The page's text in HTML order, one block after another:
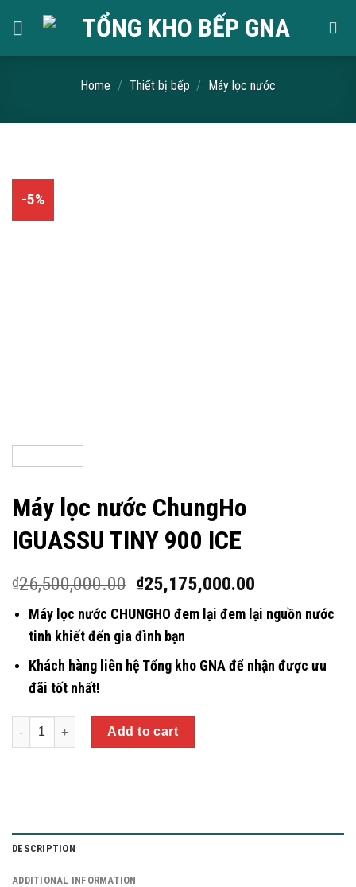
Home / Thiết bị bếp / Máy lọc nước
-5%
Máy lọc nước ChungHo
IGUASSU TINY 900 ICE
₫26,500,000.00 ₫25,175,000.00
Máy lọc nước CHUNGHO đem lại đem lại nguồn nước
tinh khiết đến gia đình bạn
Khách hàng liên hệ Tổng kho GNA để nhận được ưu
đãi tốt nhất!
Quantity
Add to cart
DESCRIPTION
ADDITIONAL INFORMATION